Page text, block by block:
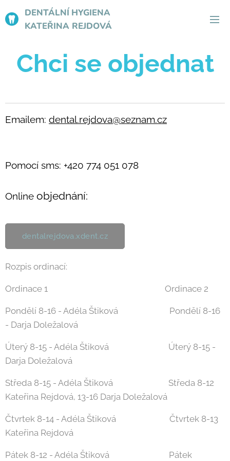
DENTÁLNÍ HYGIENA
KATEŘINA REJDOVÁ
Chci se objednat
Emailem: dental.rejdova@seznam.cz
Pomocí sms: +420 774 051 078
Online objednání:
dentalrejdova.xdent.cz
Rozpis ordinací:
Ordinace 1 Ordinace 2
Pondělí 8-16 - Adéla Štiková Pondělí 8-16
- Darja Doležalová
Úterý 8-15 - Adéla Štiková Úterý 8-15 -
Darja Doležalová
Středa 8-15 - Adéla Štiková Středa 8-12
Kateřina Rejdová, 13-16 Darja Doležalová
Čtvrtek 8-14 - Adéla Štiková Čtvrtek 8-13
Kateřina Rejdová
Pátek 8-12 - Adéla Štiková Pátek